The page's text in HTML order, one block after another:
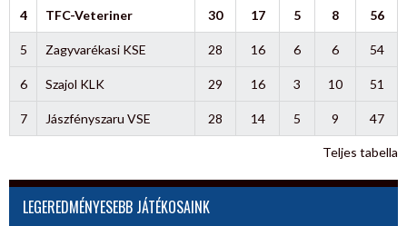
4 TFC-Veteriner 30 17 5 8 56
5 Zagyvarékasi KSE 28 16 6 6 54
6 Szajol KLK 29 16 3 10 51
7 Jászfényszaru VSE 28 14 5 9 47
Teljes tabella
LEGEREDMÉNYESEBB JÁTÉKOSAINK